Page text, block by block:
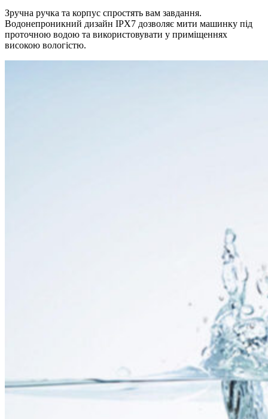
Зручна ручка та корпус спростять вам завдання.
Водонепроникний дизайн IPX7 дозволяє мити машинку під
проточною водою та використовувати у приміщеннях
високою вологістю.